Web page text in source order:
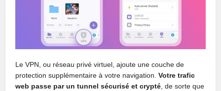
Le VPN, ou réseau privé virtuel, ajoute une couche de
protection supplémentaire à votre navigation.Votre trafic
web passe par un tunnel sécurisé et crypté, de sorte que